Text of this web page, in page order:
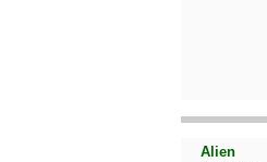
Alien